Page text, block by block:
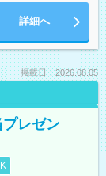
詳細へ
掲載日：2026.08.05
レゼン